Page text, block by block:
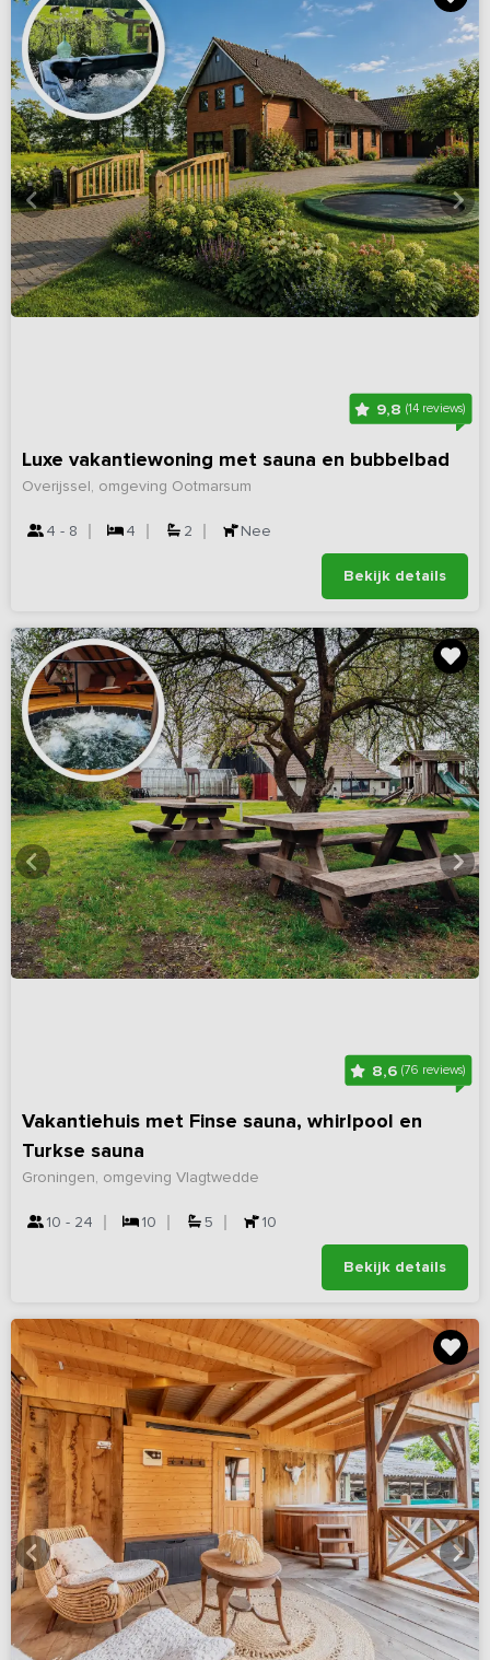
9,8(14 reviews)
Luxe vakantiewoning met sauna en bubbelbad
Overijssel, omgeving Ootmarsum
4 - 8 4 2 Nee
Bekijk details
8,6 (76 reviews)
Vakantiehuis met Finse sauna, whirlpool en
Turkse sauna
Groningen, omgeving Vlagtwedde
10 - 24 10 5 10
Bekijk details